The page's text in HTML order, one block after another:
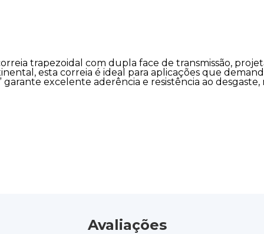
trapezoidal com dupla face de transmissão,
esta correia é ideal para aplicações que
excelente aderência e resistência ao
Avaliações